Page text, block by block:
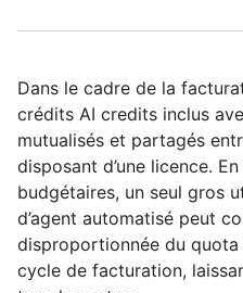
Dans le cadre de la
crédits AI credits inclus
mutualisés et partagés
disposant d’une licence.
budgétaires, un seul gros
d’agent automatisé peut
disproportionnée du
cycle de facturation,